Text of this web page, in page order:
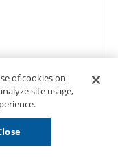
of cookies on
site usage,